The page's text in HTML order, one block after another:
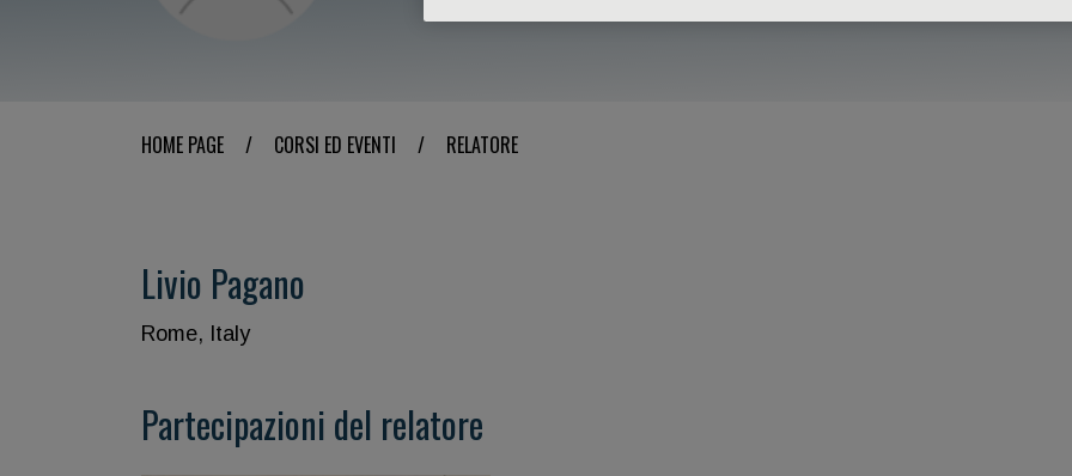
HOME PAGE / CORSI ED EVENTI / RELATORE
Livio Pagano
Rome, Italy
Partecipazioni del relatore